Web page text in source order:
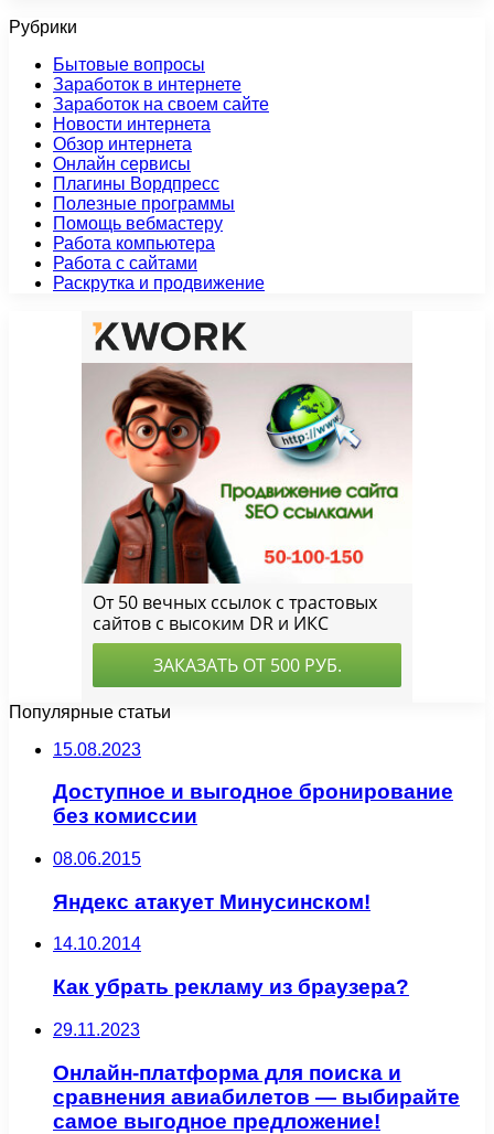
Рубрики
Бытовые вопросы
Заработок в интернете
Заработок на своем сайте
Новости интернета
Обзор интернета
Онлайн сервисы
Плагины Вордпресс
Полезные программы
Помощь вебмастеру
Работа компьютера
Работа с сайтами
Раскрутка и продвижение
Популярные статьи
15.08.2023
Доступное и выгодное бронирование
без комиссии
08.06.2015
Яндекс атакует Минусинском!
14.10.2014
Как убрать рекламу из браузера?
29.11.2023
Онлайн-платформа для поиска и
сравнения авиабилетов — выбирайте
самое выгодное предложение!